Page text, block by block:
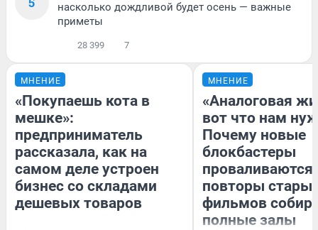
насколько дождливой будет осень — важные
приметы
28 399 7
МНЕНИЕ
«Покупаешь кота в
мешке»:
предприниматель
рассказала, как на
самом деле устроен
бизнес со складами
дешевых товаров
МНЕНИЕ
«Аналоговая
вот что нам
Почему новые
блокбастеры
повторы
фильмов
полные залы